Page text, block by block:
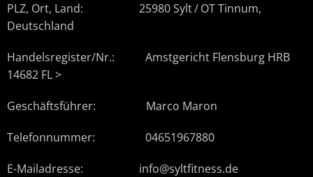
PLZ, Ort, Land: 25980 Sylt / OT Tinnum,
Deutschland
Handelsregister/Nr.: Amstgericht Flensburg HRB
14682 FL >
Geschäftsführer: Marco Maron
Telefonnummer: 04651967880
E-Mailadresse: info@syltfitness.de